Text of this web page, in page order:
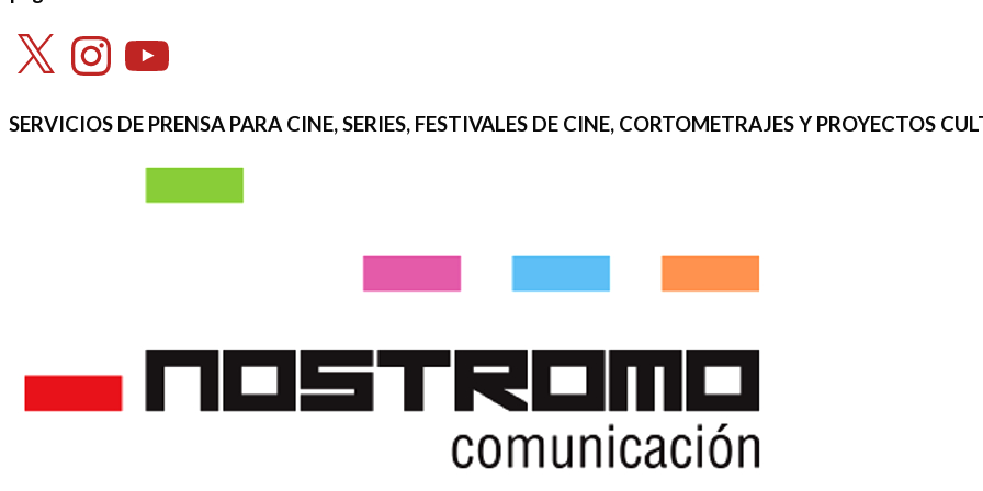
X InstagramYouTube
SERVICIOS DE PRENSA PARA CINE, SERIES, FESTIVALES DE CINE, CORTOMETRAJES Y PROYECTOS